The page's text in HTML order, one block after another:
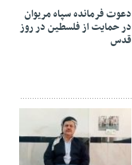
دعوت فرمانده سپاه مریوان
در حمایت از فلسطین در روز
قدس